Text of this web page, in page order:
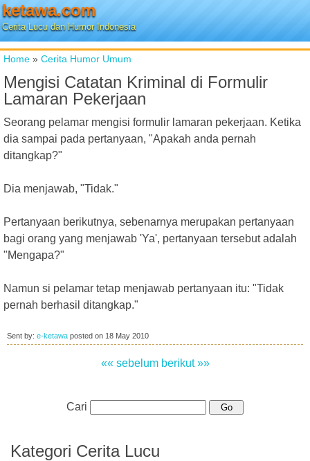
ketawa.com
Cerita Lucu dan Humor Indonesia
Home » Cerita Humor Umum
Mengisi Catatan Kriminal di Formulir
Lamaran Pekerjaan
Seorang pelamar mengisi formulir lamaran pekerjaan. Ketika
dia sampai pada pertanyaan, "Apakah anda pernah
ditangkap?"
Dia menjawab, "Tidak."
Pertanyaan berikutnya, sebenarnya merupakan pertanyaan
bagi orang yang menjawab 'Ya', pertanyaan tersebut adalah
"Mengapa?"
Namun si pelamar tetap menjawab pertanyaan itu: "Tidak
pernah berhasil ditangkap."
Sent by: e-ketawa posted on 18 May 2010
«« sebelum berikut »»
Cari
Kategori Cerita Lucu